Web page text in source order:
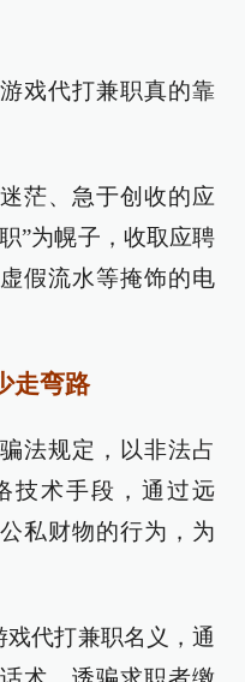
戏代打兼职真的靠
茫、急于创收的应
”为幌子，收取应聘
假流水等掩饰的电
走弯路
法规定，以非法占
技术手段，通过远
私财物的行为，为
戏代打兼职名义，通